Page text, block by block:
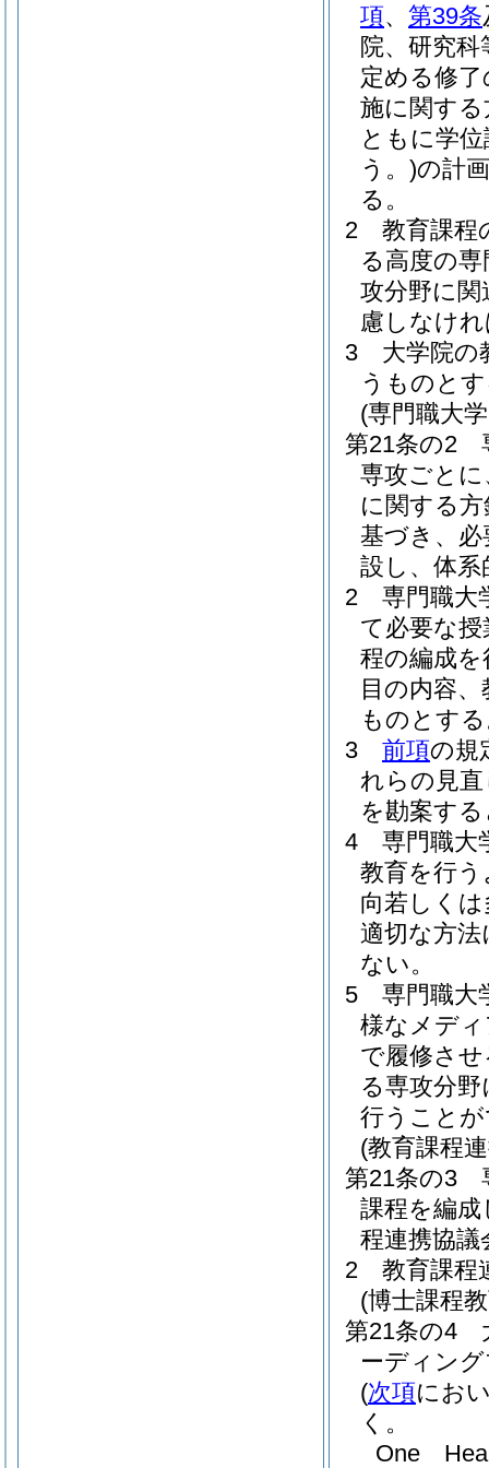
項、 第39条
院、研究
定める修
施に関す
ともに学
う。)の計
る。
2
教育課程
る高度の
攻分野に
慮しなけ
3
大学院の
うものと
(専門職大
第21条の2
専攻ごと
に関する
基づき、
設し、体
2
専門職大
て必要な
程の編成
目の内容
ものとす
3
前項の規
れらの見
を勘案す
4
専門職大
教育を行
向若しく
適切な方
ない。
5
専門職大
様なメデ
で履修さ
る専攻分
行うこと
(教育課程
第21条の3
課程を編
程連携協議
2
教育課程
(博士課程
第21条の4
ーディン
(次項にお
く。
One